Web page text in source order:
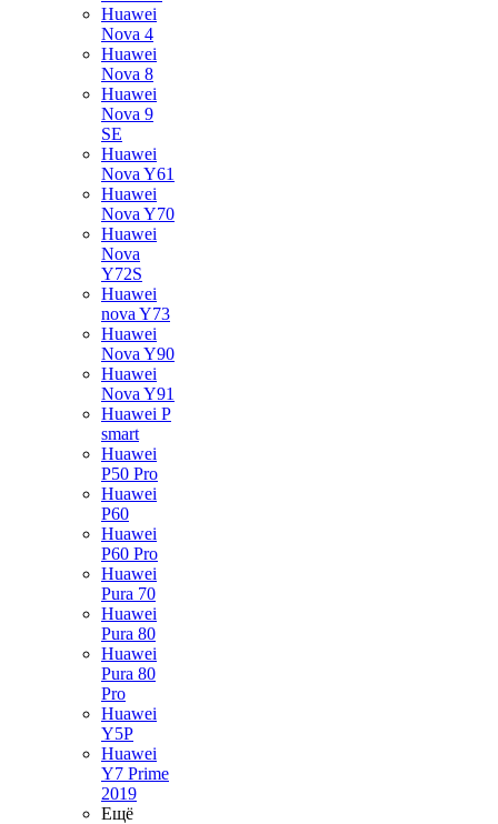
Huawei
Nova 4
Huawei
Nova 8
Huawei
Nova 9
SE
Huawei
Nova Y61
Huawei
Nova Y70
Huawei
Nova
Y72S
Huawei
nova Y73
Huawei
Nova Y90
Huawei
Nova Y91
Huawei P
smart
Huawei
P50 Pro
Huawei
P60
Huawei
P60 Pro
Huawei
Pura 70
Huawei
Pura 80
Huawei
Pura 80
Pro
Huawei
Y5P
Huawei
Y7 Prime
2019
Ещё